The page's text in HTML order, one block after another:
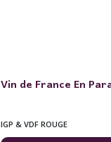
Vin de France En
IGP & VDF ROUGE